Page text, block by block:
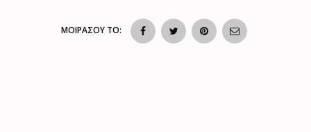
ΜΟΙΡΑΣΟΥ ΤΟ: